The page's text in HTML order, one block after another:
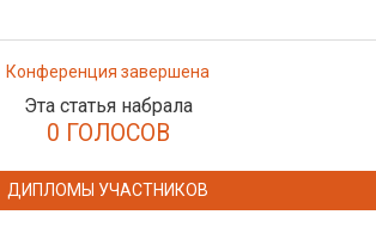
Конференция завершена
Эта статья набрала
0 ГОЛОСОВ
ДИПЛОМЫ УЧАСТНИКОВ